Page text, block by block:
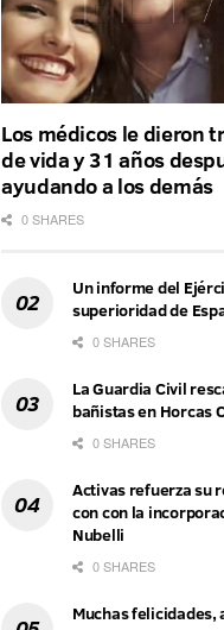
Los médicos le dieron
de vida y 31 años
ayudando a los demás
0 SHARES
Un informe del
superioridad de
0 SHARES
La Guardia Civil
bañistas en Horcas
0 SHARES
Activas refuerza su
con con la
Nubelli
0 SHARES
Muchas felicidades,